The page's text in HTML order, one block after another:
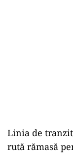
Linia de
rută rămasă